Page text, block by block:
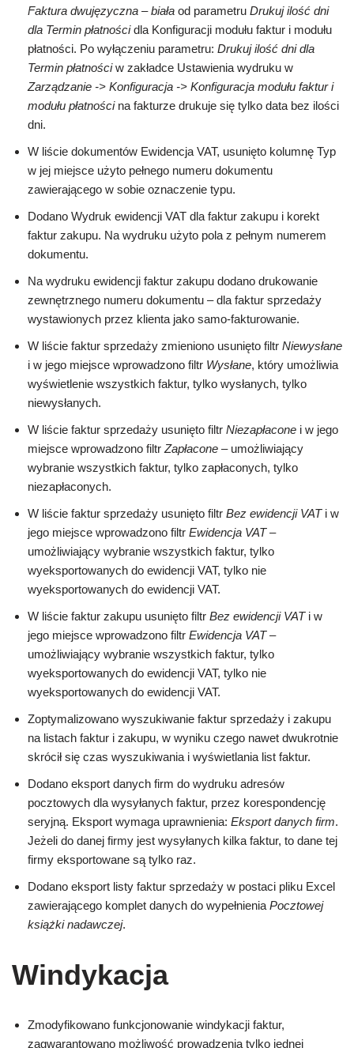
Faktura dwujęzyczna – biała od parametru Drukuj ilość dni
dla Termin płatnościdla Konfiguracji modułu faktur i modułu
płatności. Po wyłączeniu parametru: Drukuj ilość dni dla
Termin płatnościw zakładce Ustawienia wydruku w
Zarządzanie -> Konfiguracja -> Konfiguracja modułu faktur i
modułu płatnościna fakturze drukuje się tylko data bez ilości
dni.
W liście dokumentów Ewidencja VAT, usunięto kolumnę Typ
w jej miejsce użyto pełnego numeru dokumentu
zawierającego w sobie oznaczenie typu.
Dodano Wydruk ewidencji VAT dla faktur zakupu i korekt
faktur zakupu. Na wydruku użyto pola z pełnym numerem
dokumentu.
Na wydruku ewidencji faktur zakupu dodano drukowanie
zewnętrznego numeru dokumentu – dla faktur sprzedaży
wystawionych przez klienta jako samo-fakturowanie.
W liście faktur sprzedaży zmieniono usunięto filtr Niewysłane
i w jego miejsce wprowadzono filtr Wysłane, który umożliwia
wyświetlenie wszystkich faktur, tylko wysłanych, tylko
niewysłanych.
W liście faktur sprzedaży usunięto filtr Niezapłacone i w jego
miejsce wprowadzono filtrZapłacone – umożliwiający
wybranie wszystkich faktur, tylko zapłaconych, tylko
niezapłaconych.
W liście faktur sprzedaży usunięto filtr Bez ewidencji VATi w
jego miejsce wprowadzono filtr Ewidencja VAT–
umożliwiający wybranie wszystkich faktur, tylko
wyeksportowanych do ewidencji VAT, tylko nie
wyeksportowanych do ewidencji VAT.
W liście faktur zakupu usunięto filtr Bez ewidencji VATi w
jego miejsce wprowadzono filtr Ewidencja VAT–
umożliwiający wybranie wszystkich faktur, tylko
wyeksportowanych do ewidencji VAT, tylko nie
wyeksportowanych do ewidencji VAT.
Zoptymalizowano wyszukiwanie faktur sprzedaży i zakupu
na listach faktur i zakupu, w wyniku czego nawet dwukrotnie
skrócił się czas wyszukiwania i wyświetlania list faktur.
Dodano eksport danych firm do wydruku adresów
pocztowych dla wysyłanych faktur, przez korespondencję
seryjną. Eksport wymaga uprawnienia: Eksport danych firm.
Jeżeli do danej firmy jest wysyłanych kilka faktur, to dane tej
firmy eksportowane są tylko raz.
Dodano eksport listy faktur sprzedaży w postaci pliku Excel
zawierającego komplet danych do wypełnieniaPocztowej
książki nadawczej.
Windykacja
Zmodyfikowano funkcjonowanie windykacji faktur,
zagwarantowano możliwość prowadzenia tylko jednej